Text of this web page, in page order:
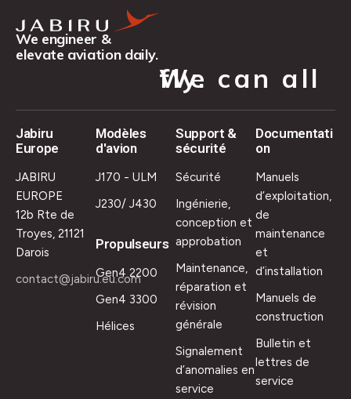
We engineer &
elevate aviation daily.
We can all fly.
Jabiru
Europe
JABIRU
EUROPE
12b Rte de
Troyes, 21121
Darois
contact@jabiru.eu.com
Modèles
d'avion
J170 - ULM
J230/ J430
Propulseurs
Gen4 2200
Gen4 3300
Hélices
Support &
sécurité
Sécurité
Ingénierie,
conception et
approbation
Maintenance,
réparation et
révision
générale
Signalement
d’anomalies en
service
Documentati
on
Manuels
d’exploitation,
de
maintenance
et
d’installation
Manuels de
construction
Bulletin et
lettres de
service